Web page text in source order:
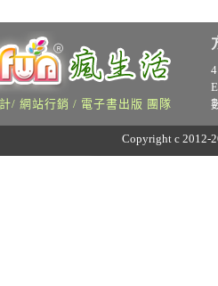
/ 網站行銷 / 電子書出版 團隊
Copyright c 2012-